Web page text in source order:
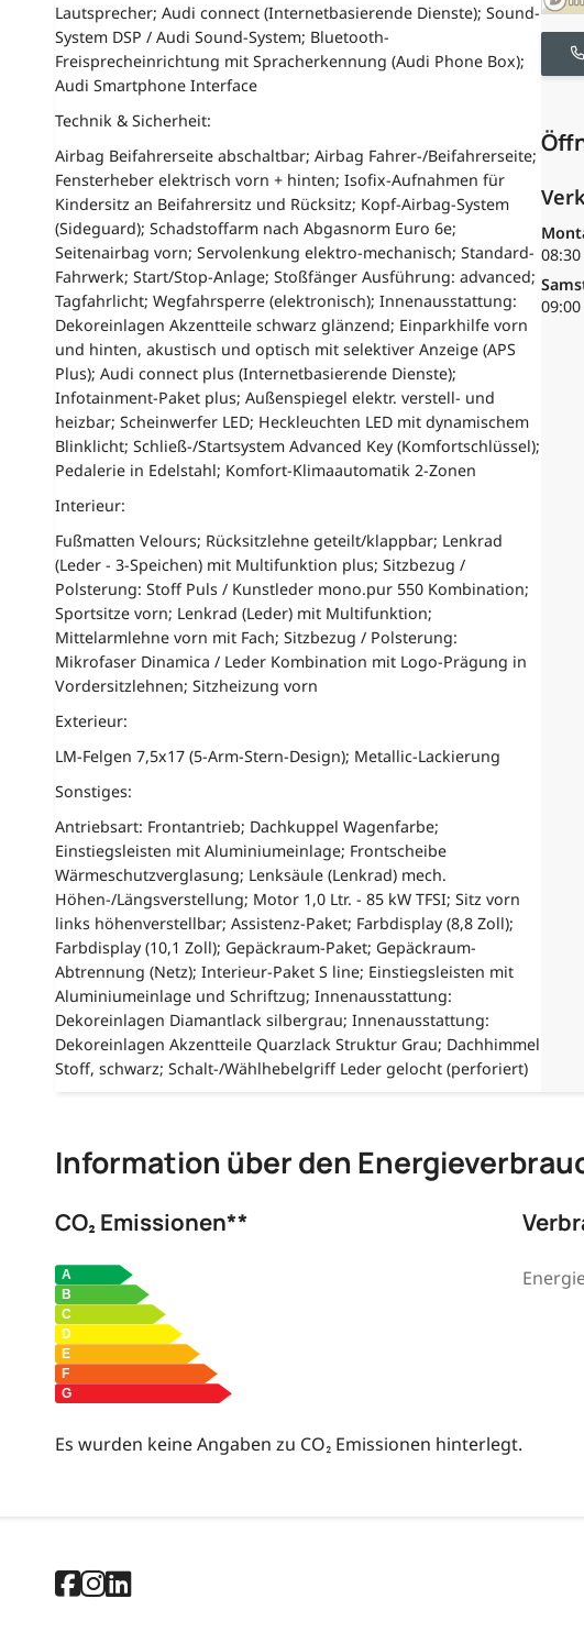
Lautsprecher; Audi connect (Internetbasierende Dienste); Sound-
System DSP / Audi Sound-System; Bluetooth-
Freisprecheinrichtung mit Spracherkennung (Audi Phone Box);
Audi Smartphone Interface
Technik & Sicherheit:
Airbag Beifahrerseite abschaltbar; Airbag Fahrer-/Beifahrerseite;
Fensterheber elektrisch vorn + hinten; Isofix-Aufnahmen für
Kindersitz an Beifahrersitz und Rücksitz; Kopf-Airbag-System
(Sideguard); Schadstoffarm nach Abgasnorm Euro 6e;
Seitenairbag vorn; Servolenkung elektro-mechanisch; Standard-
Fahrwerk; Start/Stop-Anlage; Stoßfänger Ausführung: advanced;
Tagfahrlicht; Wegfahrsperre (elektronisch); Innenausstattung:
Dekoreinlagen Akzentteile schwarz glänzend; Einparkhilfe vorn
und hinten, akustisch und optisch mit selektiver Anzeige (APS
Plus); Audi connect plus (Internetbasierende Dienste);
Infotainment-Paket plus; Außenspiegel elektr. verstell- und
heizbar; Scheinwerfer LED; Heckleuchten LED mit dynamischem
Blinklicht; Schließ-/Startsystem Advanced Key (Komfortschlüssel);
Pedalerie in Edelstahl; Komfort-Klimaautomatik 2-Zonen
Interieur:
Fußmatten Velours; Rücksitzlehne geteilt/klappbar; Lenkrad
(Leder - 3-Speichen) mit Multifunktion plus; Sitzbezug /
Polsterung: Stoff Puls / Kunstleder mono.pur 550 Kombination;
Sportsitze vorn; Lenkrad (Leder) mit Multifunktion;
Mittelarmlehne vorn mit Fach; Sitzbezug / Polsterung:
Mikrofaser Dinamica / Leder Kombination mit Logo-Prägung in
Vordersitzlehnen; Sitzheizung vorn
Exterieur:
LM-Felgen 7,5x17 (5-Arm-Stern-Design); Metallic-Lackierung
Sonstiges:
Antriebsart: Frontantrieb; Dachkuppel Wagenfarbe;
Einstiegsleisten mit Aluminiumeinlage; Frontscheibe
Wärmeschutzverglasung; Lenksäule (Lenkrad) mech.
Höhen-/Längsverstellung; Motor 1,0 Ltr. - 85 kW TFSI; Sitz vorn
links höhenverstellbar; Assistenz-Paket; Farbdisplay (8,8 Zoll);
Farbdisplay (10,1 Zoll); Gepäckraum-Paket; Gepäckraum-
Abtrennung (Netz); Interieur-Paket S line; Einstiegsleisten mit
Aluminiumeinlage und Schriftzug; Innenausstattung:
Dekoreinlagen Diamantlack silbergrau; Innenausstattung:
Dekoreinlagen Akzentteile Quarzlack Struktur Grau; Dachhimmel
Stoff, schwarz; Schalt-/Wählhebelgriff Leder gelocht (perforiert)
Information über den
CO₂ Emissionen**
Es wurden keine Angaben zu CO₂ Emissionen hinterlegt.